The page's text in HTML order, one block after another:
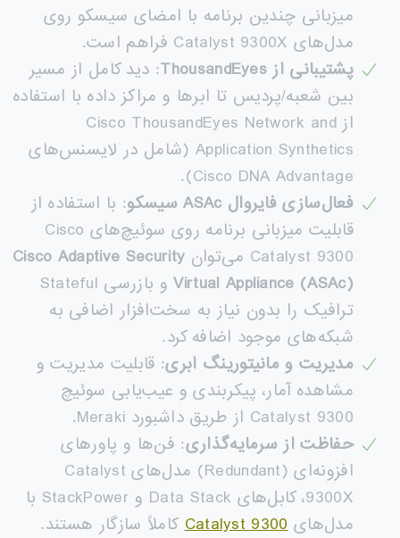
میزبانی چندین برنامه با امضای سیسکو روی
مدل‌های Catalyst 9300X فراهم است.
پشتیبانی از
: دید کامل از مسیر
بین شعبه/پردیس تا ابرها و مراکز داده با استفاده
از Cisco ThousandEyes Network and
Application Synthetics (شامل در لایسنس‌های
Cisco DNA Advantage).
فعال‌سازی فایروال
سیسکو: با استفاده از
قابلیت میزبانی برنامه روی سوئیچ‌های Cisco
Catalyst 9300 می‌توان
Cisco Adaptive Security
Virtual Appliance (ASAc)
و بازرسی Stateful
ترافیک را بدون نیاز به سخت‌افزار اضافی به
شبکه‌های موجود اضافه کرد.
مدیریت و مانیتورینگ ابری: قابلیت مدیریت و
مشاهده آمار، پیکربندی و عیب‌یابی سوئیچ
Catalyst 9300 از طریق داشبورد Meraki.
حفاظت از سرمایه‌گذاری: فن‌ها و پاورهای
افزونه‌ای (Redundant) مدل‌های Catalyst
9300X، کابل‌های Data Stack و StackPower با
مدل‌هایCatalyst 9300کاملاً سازگار هستند.